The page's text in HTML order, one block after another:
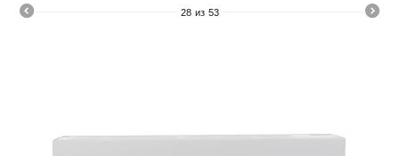
28 из 53